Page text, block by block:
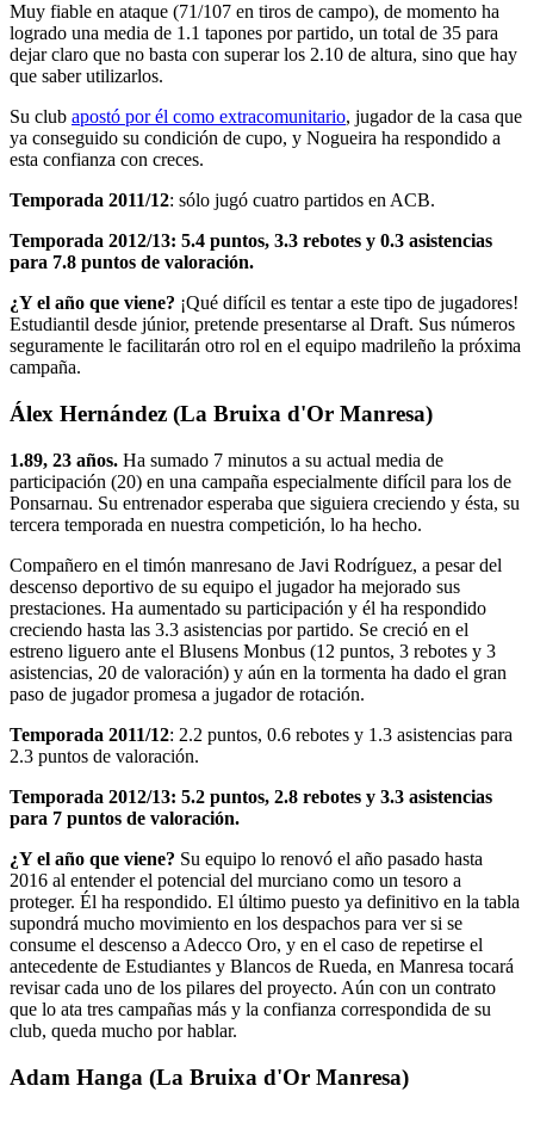
Muy fiable en ataque (71/107 en tiros de campo), de momento ha
logrado una media de 1.1 tapones por partido, un total de 35 para
dejar claro que no basta con superar los 2.10 de altura, sino que hay
que saber utilizarlos.
Su club apostó por él como extracomunitario, jugador de la casa que
ya conseguido su condición de cupo, y Nogueira ha respondido a
esta confianza con creces.
Temporada 2011/12: sólo jugó cuatro partidos en ACB.
Temporada 2012/13: 5.4 puntos, 3.3 rebotes y 0.3 asistencias
para 7.8 puntos de valoración.
¿Y el año que viene? ¡Qué difícil es tentar a este tipo de jugadores!
Estudiantil desde júnior, pretende presentarse al Draft. Sus números
seguramente le facilitarán otro rol en el equipo madrileño la próxima
campaña.
Álex Hernández (La Bruixa d'Or Manresa)
1.89, 23 años. Ha sumado 7 minutos a su actual media de
participación (20) en una campaña especialmente difícil para los de
Ponsarnau. Su entrenador esperaba que siguiera creciendo y ésta, su
tercera temporada en nuestra competición, lo ha hecho.
Compañero en el timón manresano de Javi Rodríguez, a pesar del
descenso deportivo de su equipo el jugador ha mejorado sus
prestaciones. Ha aumentado su participación y él ha respondido
creciendo hasta las 3.3 asistencias por partido. Se creció en el
estreno liguero ante el Blusens Monbus (12 puntos, 3 rebotes y 3
asistencias, 20 de valoración) y aún en la tormenta ha dado el gran
paso de jugador promesa a jugador de rotación.
Temporada 2011/12: 2.2 puntos, 0.6 rebotes y 1.3 asistencias para
2.3 puntos de valoración.
Temporada 2012/13: 5.2 puntos, 2.8 rebotes y 3.3 asistencias
para 7 puntos de valoración.
¿Y el año que viene? Su equipo lo renovó el año pasado hasta
2016 al entender el potencial del murciano como un tesoro a
proteger. Él ha respondido. El último puesto ya definitivo en la tabla
supondrá mucho movimiento en los despachos para ver si se
consume el descenso a Adecco Oro, y en el caso de repetirse el
antecedente de Estudiantes y Blancos de Rueda, en Manresa tocará
revisar cada uno de los pilares del proyecto. Aún con un contrato
que lo ata tres campañas más y la confianza correspondida de su
club, queda mucho por hablar.
Adam Hanga (La Bruixa d'Or Manresa)